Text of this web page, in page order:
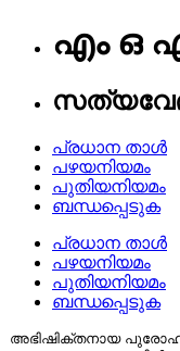
എം ഒ
പ്രധാന താൾ
പഴയനിയമം
പുതിയനിയമം
ബന്ധപ്പെടുക
പ്രധാന താൾ
പഴയനിയമം
പുതിയനിയമം
ബന്ധപ്പെടുക